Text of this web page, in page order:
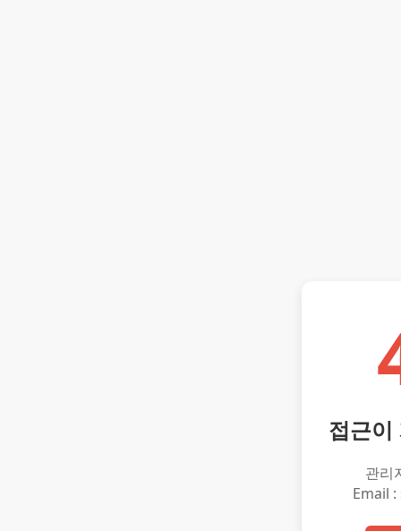
접근이
관리
Email